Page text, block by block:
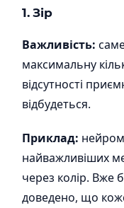
1. Зір
Важливість:
максимальну
відсутності
відбудеться.
Приклад:
найважливіших
через колір. Вже
доведено, що